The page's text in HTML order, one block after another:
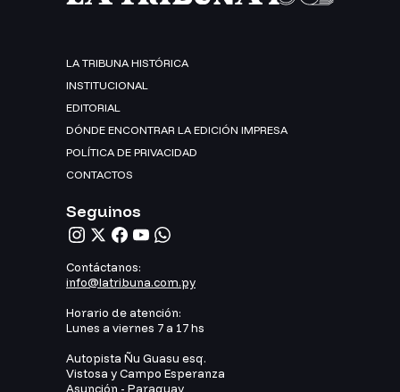
LA TRIBUNA HISTÓRICA
INSTITUCIONAL
EDITORIAL
DÓNDE ENCONTRAR LA EDICIÓN IMPRESA
POLÍTICA DE PRIVACIDAD
CONTACTOS
Seguinos
Contáctanos:
info@latribuna.com.py
Horario de atención:
Lunes a viernes 7 a 17 hs
Autopista Ñu Guasu esq.
Vistosa y Campo Esperanza
Asunción - Paraguay